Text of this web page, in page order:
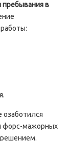
пребывания в
озаботился
форс-мажорных
решением.